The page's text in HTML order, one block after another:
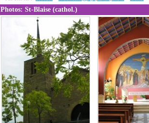
Photos: St-Blaise (cathol.)